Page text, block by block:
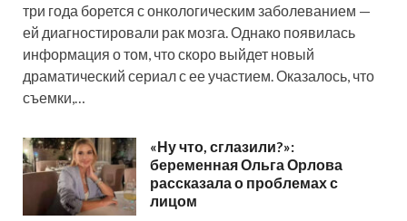
три года борется с онкологическим заболеванием —
ей диагностировали рак мозга. Однако появилась
информация о том, что скоро выйдет новый
драматический сериал с ее участием. Оказалось, что
съемки,…
«Ну что, сглазили?»:
беременная Ольга Орлова
рассказала о проблемах с
лицом